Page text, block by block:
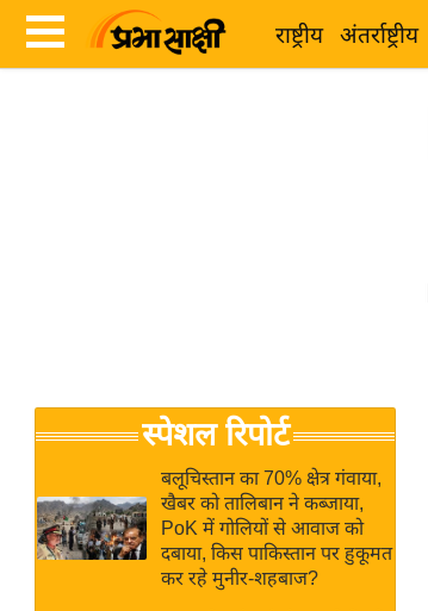
राष्ट्रीय अंतर्राष्ट्रीय
Breaking
News in
Hindi
जगत
राय
बजट
स्पेशल रिपोर्ट
बलूचिस्तान का 70% क्षेत्र गंवाया,
खैबर को तालिबान ने कब्जाया,
PoK में गोलियों से आवाज को
दबाया, किस पाकिस्तान पर हुकूमत
कर रहे मुनीर-शहबाज?